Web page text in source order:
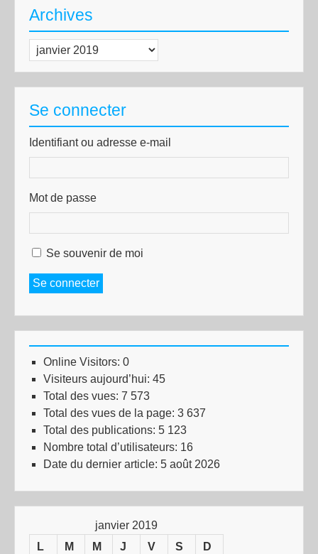
Archives
Archives
Se connecter
Identifiant ou adresse e-mail
Mot de passe
Se souvenir de moi
Se connecter
Online Visitors: 0
Visiteurs aujourd’hui: 45
Total des vues: 7 573
Total des vues de la page: 3 637
Total des publications: 5 123
Nombre total d’utilisateurs: 16
Date du dernier article: 5 août 2026
janvier 2019
L
M M J V S D